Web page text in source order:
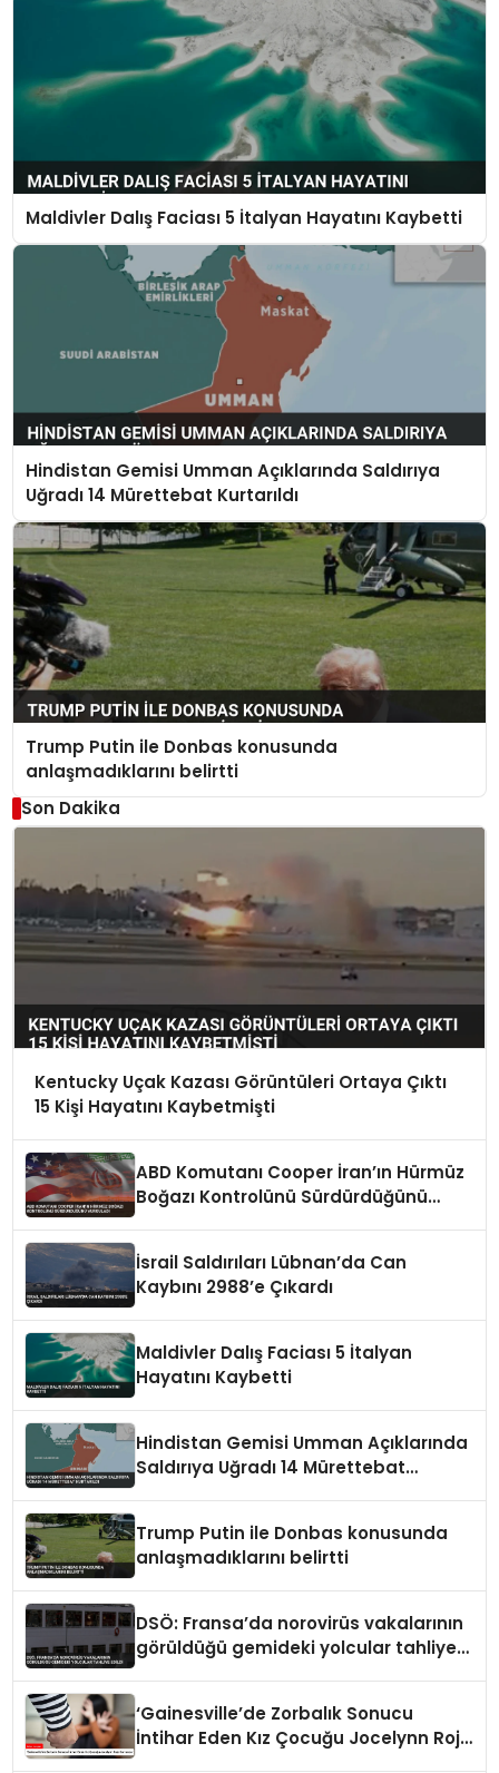
Maldivler Dalış Faciası 5 İtalyan Hayatını Kaybetti
Hindistan Gemisi Umman Açıklarında Saldırıya
Uğradı 14 Mürettebat Kurtarıldı
Trump Putin ile Donbas konusunda
anlaşmadıklarını belirtti
Son Dakika
Kentucky Uçak Kazası Görüntüleri Ortaya Çıktı
15 Kişi Hayatını Kaybetmişti
ABD Komutanı Cooper İran’ın Hürmüz
Boğazı Kontrolünü Sürdürdüğünü
İsrail Saldırıları Lübnan’da Can
Kaybını 2988’e Çıkardı
Maldivler Dalış Faciası 5 İtalyan
Hayatını Kaybetti
Hindistan Gemisi Umman Açıklarında
Saldırıya Uğradı 14 Mürettebat
Trump Putin ile Donbas konusunda
anlaşmadıklarını belirtti
DSÖ: Fransa’da norovirüs vakalarının
görüldüğü gemideki yolcular tahliye
‘Gainesville’de Zorbalık Sonucu
İntihar Eden Kız Çocuğu Jocelynn Rojo